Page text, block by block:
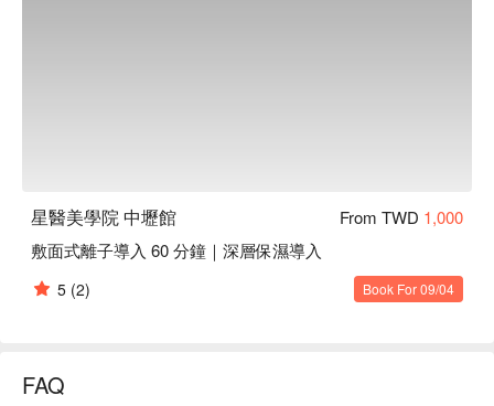
星醫美學院 中壢館 From TWD 1,000
敷面式離子導入 60 分鐘｜深層保濕導入
5 (2) Book For 09/04
FAQ